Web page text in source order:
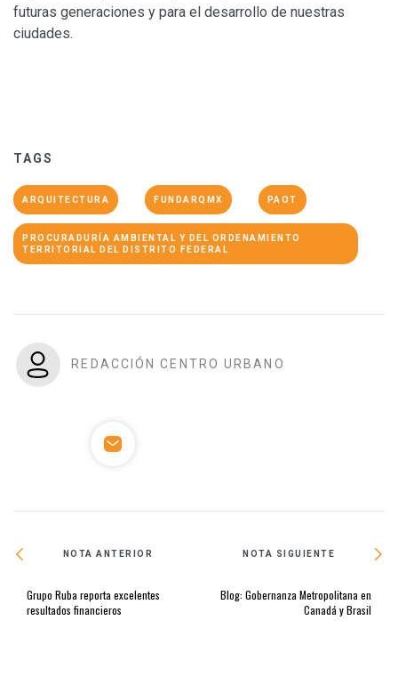
futuras generaciones y para el desarrollo de nuestras
ciudades.
TAGS
ARQUITECTURA FUNDARQMX PAOT
PROCURADURÍA AMBIENTAL Y DEL ORDENAMIENTO
TERRITORIAL DEL DISTRITO FEDERAL
REDACCIÓN CENTRO URBANO
NOTA ANTERIOR
Grupo Ruba reporta excelentes
resultados financieros
NOTA SIGUIENTE
Blog: Gobernanza Metropolitana en
Canadá y Brasil